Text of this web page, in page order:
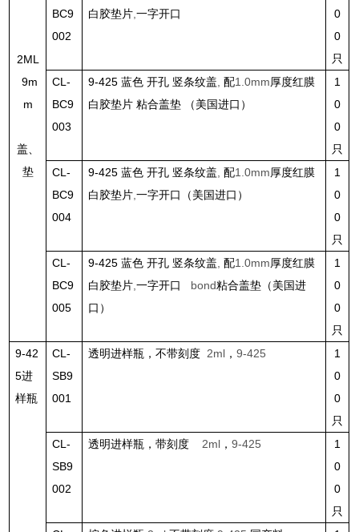
2ML
9m
m
盖、
垫
BC9
002
白胶垫片 ,一字开口
0
0
只
CL-
BC9
003
9-425蓝色 开孔 竖条纹盖 ,配1.0mm厚度红膜
白胶垫片 粘合盖垫 （美国进口）
1
0
0
只
CL-
BC9
004
9-425蓝色 开孔 竖条纹盖 ,配1.0mm厚度红膜
白胶垫片 ,一字开口（美国进口）
1
0
0
只
CL-
BC9
005
9-425蓝色 开孔 竖条纹盖 ,配1.0mm厚度红膜
白胶垫片 ,一字开口 bond粘合盖垫（美国进
口）
1
0
0
只
9-42
5进
样瓶
CL-
SB9
001
透明进样瓶，不带刻度 2ml ，9-425
1
0
0
只
CL-
SB9
002
透明进样瓶，带刻度 2ml ，9-425
1
0
0
只